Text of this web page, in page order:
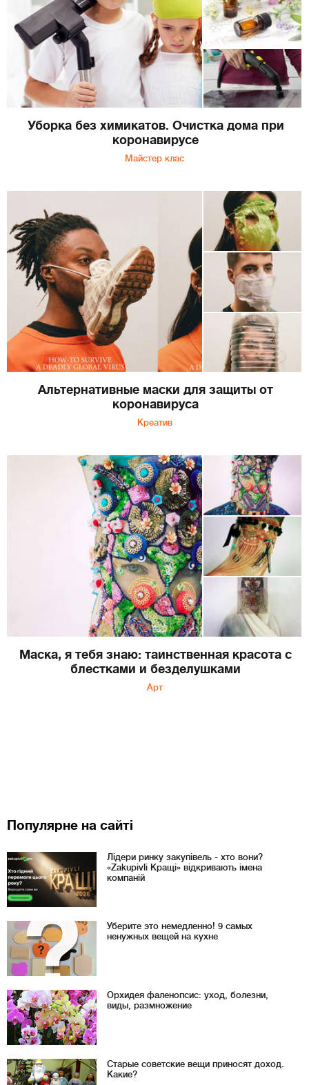
Уборка без химикатов. Очистка дома при
коронавирусе
Майстер клас
Альтернативные маски для защиты от
коронавируса
Креатив
Маска, я тебя знаю: таинственная красота с
блестками и безделушками
Арт
Популярне на сайті
Лідери ринку закупівель - хто вони?
«Zakupivli Кращі» відкривають імена
компаній
Уберите это немедленно! 9 самых
ненужных вещей на кухне
Орхидея фаленопсис: уход, болезни,
виды, размножение
Старые советские вещи приносят доход.
Какие?